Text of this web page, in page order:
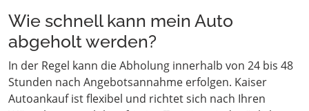
Wie schnell kann mein Auto
abgeholt werden?
In der Regel kann die Abholung innerhalb von 24 bis 48
Stunden nach Angebotsannahme erfolgen. Kaiser
Autoankauf ist flexibel und richtet sich nach Ihren